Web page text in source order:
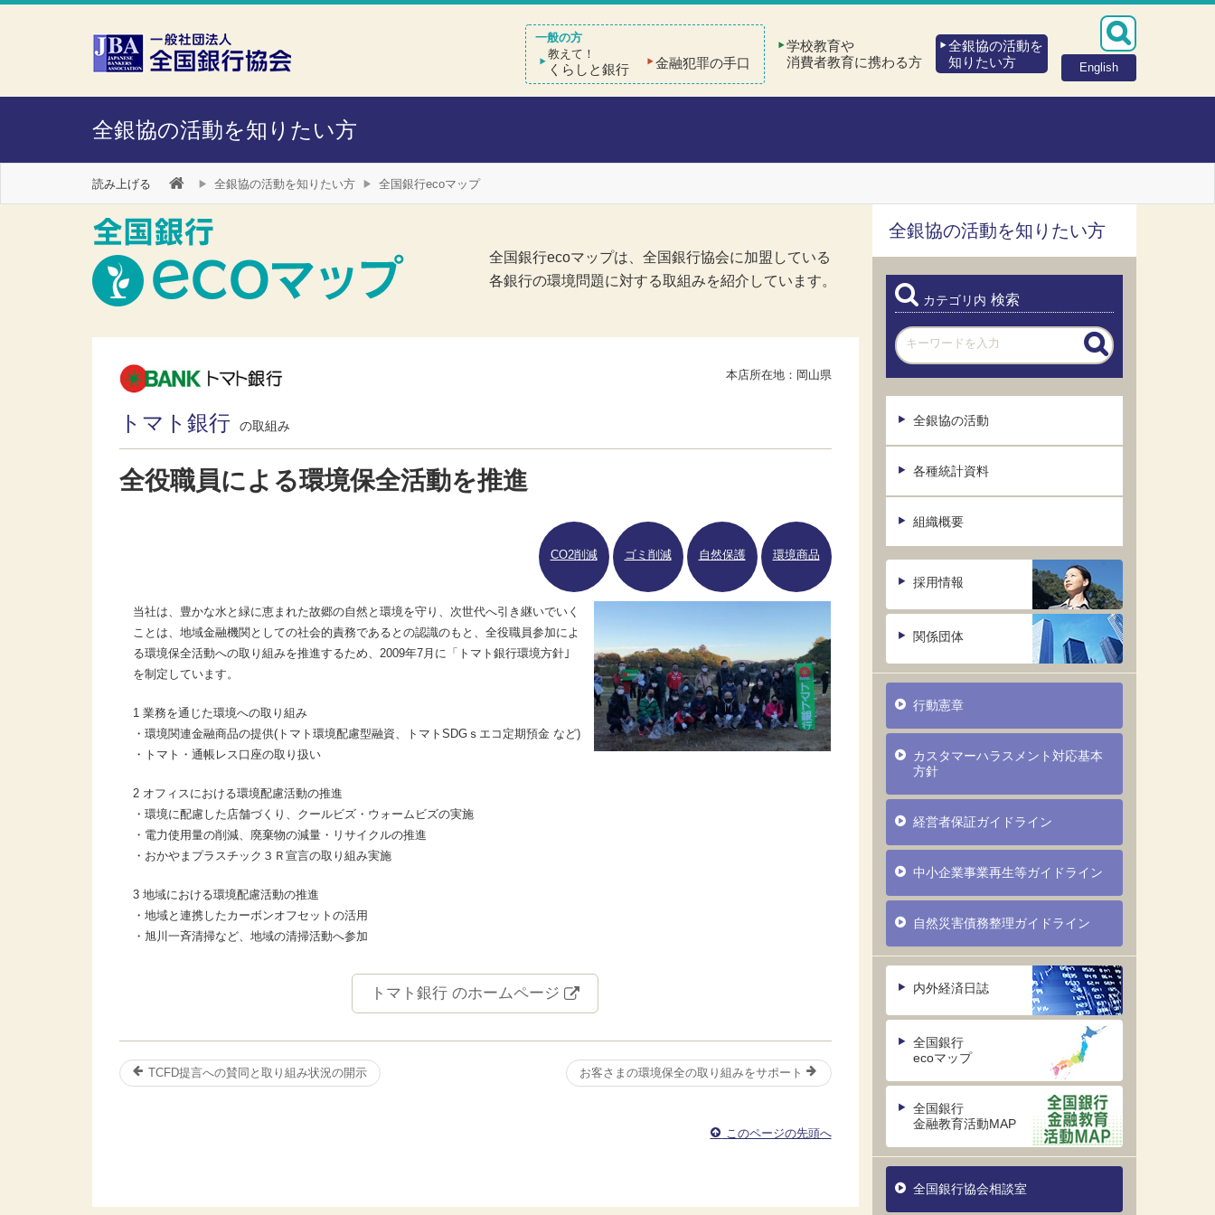
本文へスキップ
障がい者向け相談窓口
English
教えて！
くらしと銀行 金融犯罪の手口
学校教育や
消費者教育に携わる方
全銀協の活動を
知りたい方
全銀協の活動を知りたい方
読み上げる 全銀協の活動を知りたい方 全国銀行ecoマップ
全国銀行ecoマップは、全国銀行協会に加盟している
各銀行の環境問題に対する取組みを紹介しています。
本店所在地：岡山県
トマト銀行 の取組み
全役職員による環境保全活動を推進
CO2削減 ゴミ削減 自然保護 環境商品
当社は、豊かな水と緑に恵まれた故郷の自然と環境を守り、次世代へ引き継いでいく
ことは、地域金融機関としての社会的責務であるとの認識のもと、全役職員参加によ
る環境保全活動への取り組みを推進するため、2009年7月に「トマト銀行環境方針｣
を制定しています。
1 業務を通じた環境への取り組み
・環境関連金融商品の提供(トマト環境配慮型融資、トマトSDGｓエコ定期預金 など)
・トマト・通帳レス口座の取り扱い
2 オフィスにおける環境配慮活動の推進
・環境に配慮した店舗づくり、クールビズ・ウォームビズの実施
・電力使用量の削減、廃棄物の減量・リサイクルの推進
・おかやまプラスチック３Ｒ宣言の取り組み実施
3 地域における環境配慮活動の推進
・地域と連携したカーボンオフセットの活用
・旭川一斉清掃など、地域の清掃活動へ参加
トマト銀行 のホームページ
TCFD提言への賛同と取り組み状況の開示 お客さまの環境保全の取り組みをサポート
このページの先頭へ
全銀協の活動を知りたい方
カテゴリ内 検索
全銀協の活動
各種統計資料
組織概要
採用情報
関係団体
行動憲章
カスタマーハラスメント対応基本
方針
経営者保証ガイドライン
中小企業事業再生等ガイドライン
自然災害債務整理ガイドライン
内外経済日誌
全国銀行
ecoマップ
全国銀行
金融教育活動MAP
全国銀行協会相談室